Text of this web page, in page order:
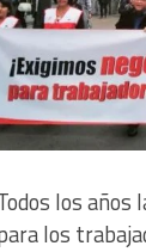
los años
los